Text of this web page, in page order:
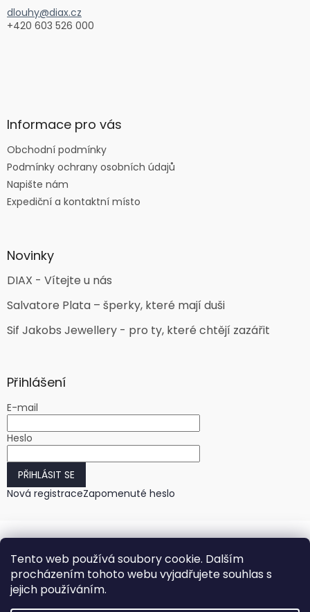
Tento web používá soubory cookie. Dalším
procházením tohoto webu vyjadřujete souhlas s
jejich používáním.
dlouhy@diax.cz
+420 603 526 000
Informace pro vás
Obchodní podmínky
Podmínky ochrany osobních údajů
Napište nám
Expediční a kontaktní místo
Novinky
DIAX - Vítejte u nás
Salvatore Plata – šperky, které mají duši
Sif Jakobs Jewellery - pro ty, které chtějí zazářit
Přihlášení
E-mail
Heslo
PŘIHLÁSIT SE
Nová registraceZapomenuté heslo